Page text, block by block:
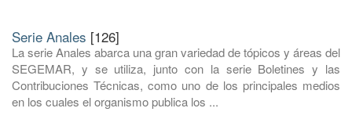
Serie Anales [126]
La serie Anales abarca una gran variedad de tópicos y áreas del
SEGEMAR, y se utiliza, junto con la serie Boletines y las
Contribuciones Técnicas, como uno de los principales medios
en los cuales el organismo publica los ...